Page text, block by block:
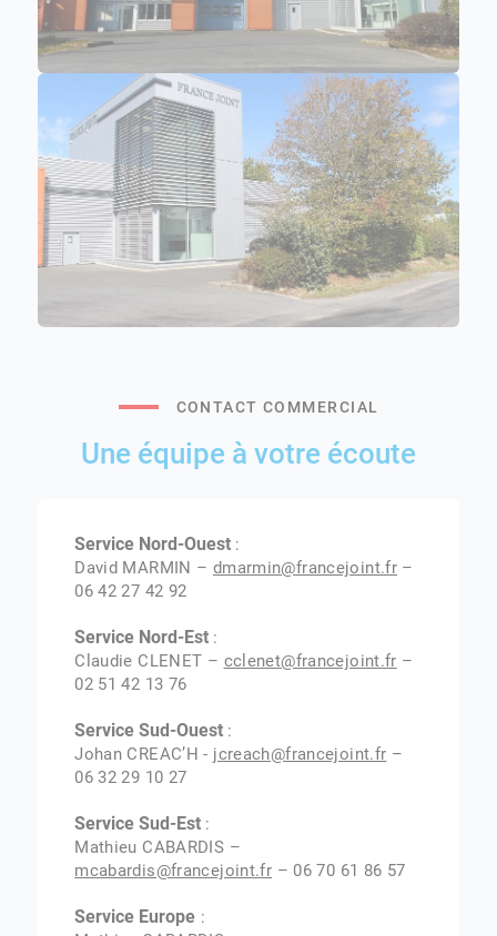
CONTACT COMMERCIAL
Une équipe à votre écoute
Service Nord-Ouest :
David MARMIN – dmarmin@francejoint.fr –
06 42 27 42 92
Service Nord-Est :
Claudie CLENET – cclenet@francejoint.fr –
02 51 42 13 76
Service Sud-Ouest :
Johan CREAC’H - jcreach@francejoint.fr –
06 32 29 10 27
Service Sud-Est :
Mathieu CABARDIS –
mcabardis@francejoint.fr – 06 70 61 86 57
Service Europe :